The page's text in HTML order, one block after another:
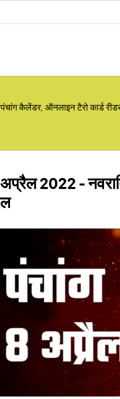
कैलेंडर, ऑनलाइन टैरो कार्ड
2022 -